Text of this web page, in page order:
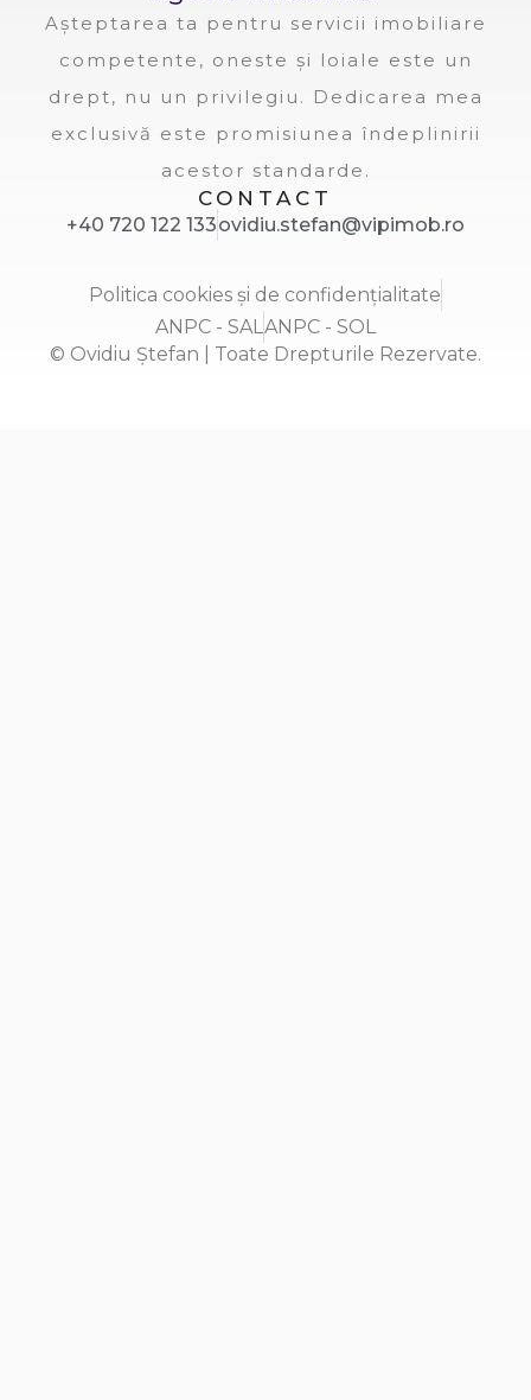
Așteptarea ta pentru servicii imobiliare
competente, oneste și loiale este un
drept, nu un privilegiu. Dedicarea mea
exclusivă este promisiunea îndeplinirii
acestor standarde.
CONTACT
+40 720 122 133ovidiu.stefan@vipimob.ro
Politica cookies și de confidențialitate
ANPC - SALANPC - SOL
© Ovidiu Ștefan | Toate Drepturile Rezervate.